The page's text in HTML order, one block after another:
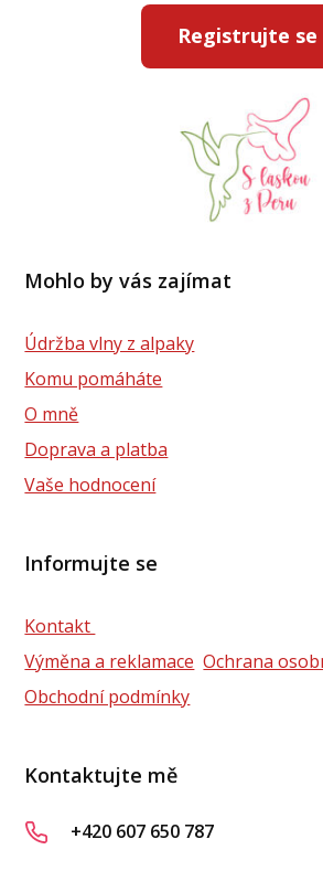
Registrujte se
Mohlo by vás zajímat
Údržba vlny z alpaky
Komu pomáháte
O mně
Doprava a platba
Vaše hodnocení
Informujte se
Kontakt
Výměna a reklamace Ochrana
Obchodní podmínky
Kontaktujte mě
+420 607 650 787